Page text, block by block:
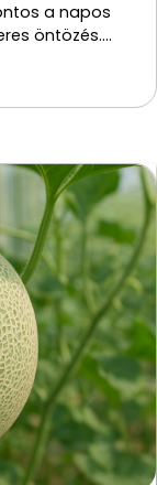
a napos
öntözés.…